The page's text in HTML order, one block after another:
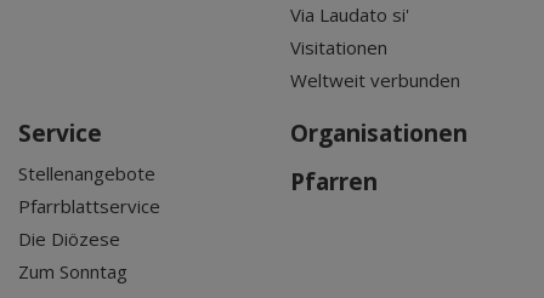
Via Laudato si'
Visitationen
Weltweit verbunden
Service
Stellenangebote
Pfarrblattservice
Die Diözese
Zum Sonntag
Organisationen
Pfarren